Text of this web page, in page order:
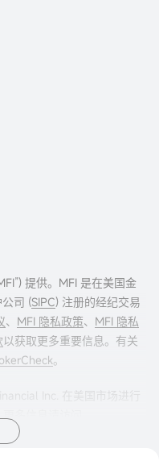
提供。MFI 是在美国金
司 (SIPC) 注册的经纪交易
、 MFI 隐私政策、 MFI 隐私
以获取更多重要信息。有关
。
Inc. 在美国市场进行